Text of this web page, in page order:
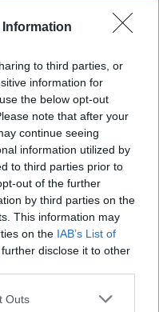
Information
to third parties, or
information for
the below opt-out
note that after your
continue seeing
information utilized by
to third parties prior to
out of the further
by third parties on the
This information may
on the IAB’s List of
disclose it to other
one or more Google
Outs